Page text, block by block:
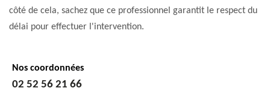
côté de cela, sachez que ce professionnel garantit le respect du
délai pour effectuer l'intervention.
Nos coordonnées
02 52 56 21 66